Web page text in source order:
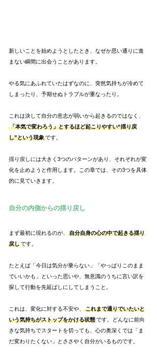
新しいことを始めようとしたとき、なぜか思い通りに進
まない瞬間に出会うことがあります。
やる気にあふれていたはずなのに、突然気持ちが冷めて
しまったり、予期せぬトラブルが重なったり。
これは決して自分の意志が弱いから起きるのではなく、
「本気で変わろう」とするほど起こりやすい“揺り戻
し”という現象です。
揺り戻しには大きく3つのパターンがあり、それぞれが変
化を止めようと作用します。この章では、その3つを具体
的に見ていきます。
自分の内側からの揺り戻し
まず最初に現れるのが、
自分自身の心の中で起きる揺り
戻しです。
たとえば「今日は気分が乗らない」「やっぱりこのまま
でいいかも」といった思いや、無意識のうちに言い訳を
探して行動を先延ばしにしてしまうこと。
これは、変化に対する不安や、
これまで通りでいたいと
いう気持ちがストップをかける状態です。どんなに前向
きな気持ちでスタートを切っても、心の奥深くでは「ま
だ変わりたくない」とささやく自分がいるものです。